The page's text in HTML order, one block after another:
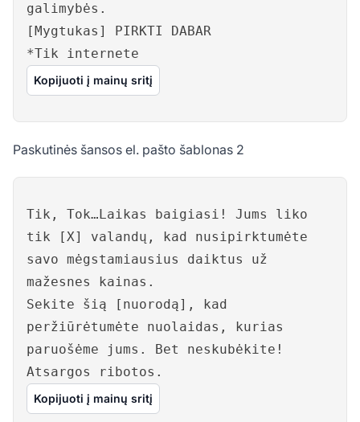
galimybės.
[Mygtukas] PIRKTI DABAR
*Tik internete
Kopijuoti į mainų sritį
Paskutinės šansos el. pašto šablonas 2
Tik, Tok…Laikas baigiasi! Jums liko
tik [X] valandų, kad nusipirktumėte
savo mėgstamiausius daiktus už
mažesnes kainas.
Sekite šią [nuorodą], kad
peržiūrėtumėte nuolaidas, kurias
paruošėme jums. Bet neskubėkite!
Atsargos ribotos.
Kopijuoti į mainų sritį